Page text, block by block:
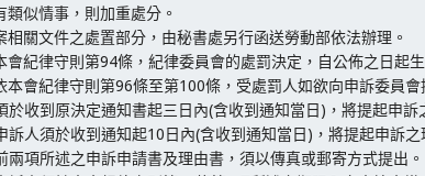
似情事，則加重處分。
相關文件之處置部分，由秘書處另行函送勞動部依法辦理。
會紀律守則第94條，紀律委員會的處罰決定，自公佈之日起生
本會紀律守則第96條至第100條，受處罰人如欲向申訴委員會
收到原決定通知書起三日內(含收到通知當日)，將提起申訴
人須於收到通知起10日內(含收到通知當日)，將提起申訴之
項所述之申訴申請書及理由書，須以傳真或郵寄方式提出。